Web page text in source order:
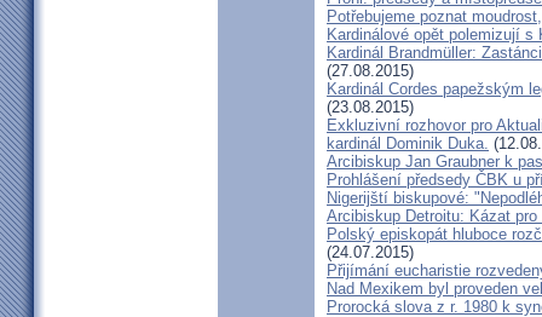
Potřebujeme poznat
Kardinálové opět polemizují
Kardinál Brandmüller:
(27.08.2015)
Kardinál Cordes papežským
(23.08.2015)
Exkluzivní rozhovor pro
kardinál Dominik Duka.
Arcibiskup Jan Graubner k
Prohlášení předsedy ČBK u
Nigerijští biskupové:
Arcibiskup Detroitu: Kázat
Polský episkopát hluboce
(24.07.2015)
Přijímání eucharistie
Nad Mexikem byl proveden
Prorocká slova z r. 1980 k